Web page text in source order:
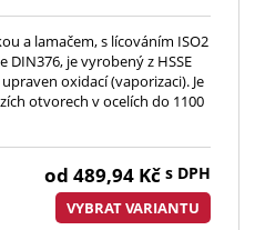
kód 3590
a lamačem, s lícováním ISO2
je vyrobený z HSSE
oxidací (vaporizaci). Je
otvorech v ocelích do 1100
od 489,94 Kč s DPH
VYBRAT VARIANTU